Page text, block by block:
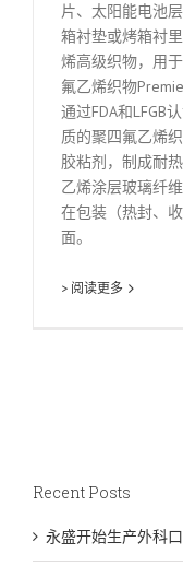
片、太阳能电池
箱衬垫或烤箱衬
烯高级织物，用
氟乙烯织物
通过FDA和
质的聚四氟乙烯
胶粘剂，制成耐
乙烯涂层玻璃纤
在包装（热封、
面。
> 阅读更多
Recent Posts
永盛开始生产外科